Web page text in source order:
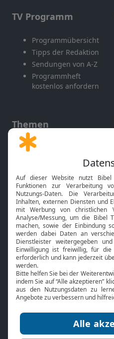
TV Programm
Programmübersicht
Tipps der Redaktion
Sendungen von A-Z
Programmheft
kostenlos anfordern
Themen
Gott und Bibel erklärt
Neuigkeiten
Bibel TV
Über uns
Jobs
Mediadaten